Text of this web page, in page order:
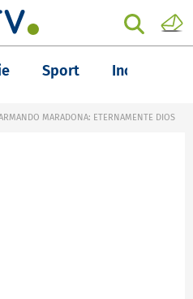
Sport Inchieste
MARADONA: ETERNAMENTE DIOS